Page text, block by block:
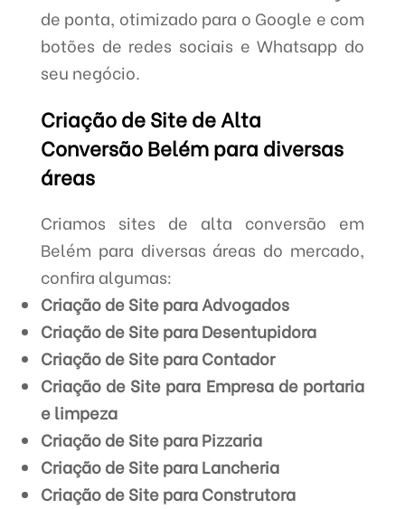
de ponta, otimizado para o Google e com
botões de redes sociais e Whatsapp do
seu negócio.
Criação de Site de Alta
Conversão Belém para diversas
áreas
Criamos sites de alta conversão em
Belém para diversas áreas do mercado,
confira algumas:
Criação de Site para Advogados
Criação de Site para Desentupidora
Criação de Site para Contador
Criação de Site para Empresa de portaria
e limpeza
Criação de Site para Pizzaria
Criação de Site para Lancheria
Criação de Site para Construtora